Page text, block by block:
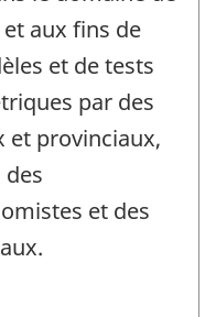
aux fins de
et de tests
par des
et provinciaux,
et des